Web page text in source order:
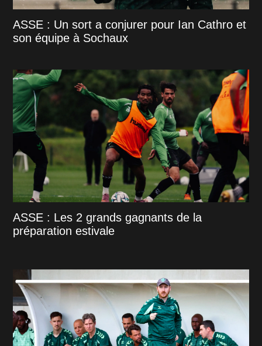
ASSE : Un sort a conjurer pour Ian Cathro et
son équipe à Sochaux
ASSE : Les 2 grands gagnants de la
préparation estivale